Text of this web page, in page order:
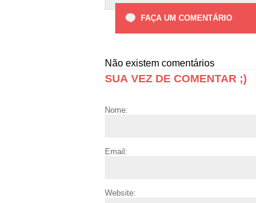
FAÇA UM COMENTÁRIO
Não existem comentários
SUA VEZ DE COMENTAR ;)
Nome:
Email:
Website: